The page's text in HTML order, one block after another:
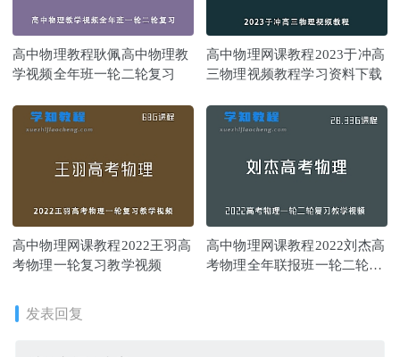
高中物理教程耿佩高中物理教
学视频全年班一轮二轮复习
高中物理网课教程2023于冲高
三物理视频教程学习资料下载
高中物理网课教程2022王羽高
考物理一轮复习教学视频
高中物理网课教程2022刘杰高
考物理全年联报班一轮二轮复
发表回复